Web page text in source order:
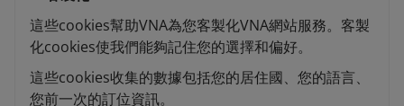
這些cookies幫助VNA為您客製化VNA網站服務。客製
化cookies使我們能夠記住您的選擇和偏好。
這些cookies收集的數據包括您的居住國、您的語言、
您前一次的訂位資訊。